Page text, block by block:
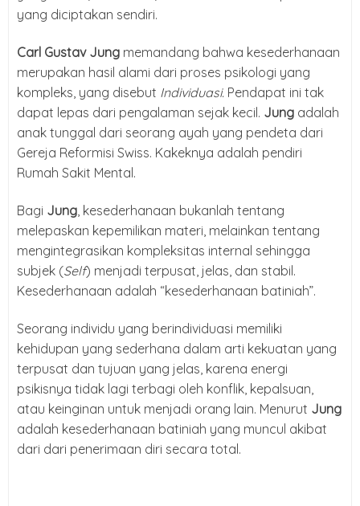
yang diciptakan sendiri.
Carl Gustav Jung memandang bahwa kesederhanaan
merupakan hasil alami dari proses psikologi yang
kompleks, yang disebut Individuasi. Pendapat ini tak
dapat lepas dari pengalaman sejak kecil. Jung adalah
anak tunggal dari seorang ayah yang pendeta dari
Gereja Reformisi Swiss. Kakeknya adalah pendiri
Rumah Sakit Mental.
Bagi Jung , kesederhanaan bukanlah tentang
melepaskan kepemilikan materi, melainkan tentang
mengintegrasikan kompleksitas internal sehingga
subjek (Self) menjadi terpusat, jelas, dan stabil.
Kesederhanaan adalah “kesederhanaan batiniah”.
Seorang individu yang berindividuasi memiliki
kehidupan yang sederhana dalam arti kekuatan yang
terpusat dan tujuan yang jelas, karena energi
psikisnya tidak lagi terbagi oleh konflik, kepalsuan,
atau keinginan untuk menjadi orang lain. Menurut Jung
adalah kesederhanaan batiniah yang muncul akibat
dari dari penerimaan diri secara total.